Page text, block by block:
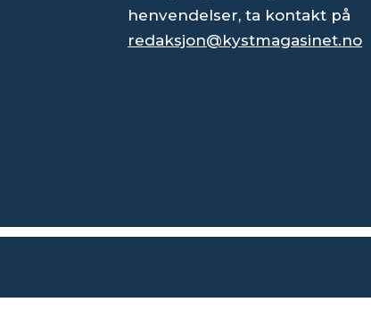
henvendelser, ta kontakt på
redaksjon@kystmagasinet.no